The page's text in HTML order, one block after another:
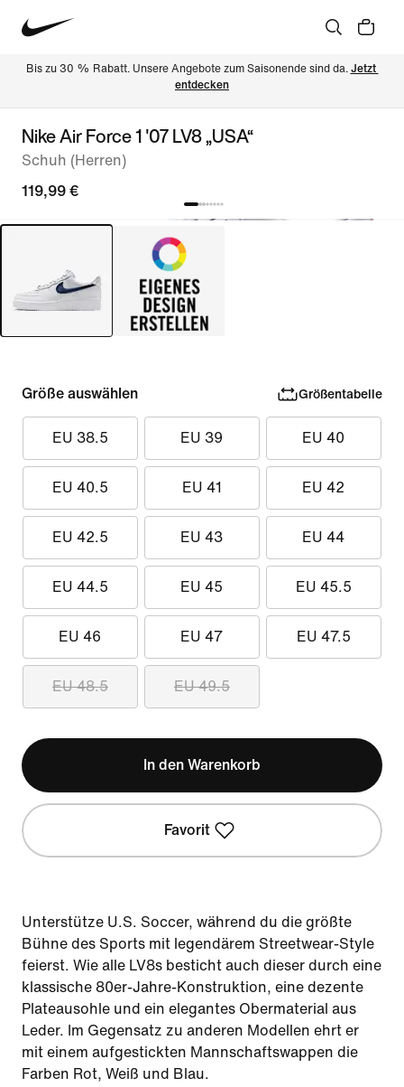
Bis zu 30 % Rabatt. Unsere Angebote zum Saisonende sind da. Jetzt
entdecken
Nike Air Force 1 '07 LV8 „USA“
Schuh (Herren)
119,99 €
Größe auswählen Größentabelle
EU 38.5 EU 39 EU 40
EU 40.5 EU 41 EU 42
EU 42.5 EU 43 EU 44
EU 44.5 EU 45 EU 45.5
EU 46 EU 47 EU 47.5
EU 48.5 EU 49.5
In den Warenkorb
Favorit
Unterstütze U.S. Soccer, während du die größte
Bühne des Sports mit legendärem Streetwear-Style
feierst. Wie alle LV8s besticht auch dieser durch eine
klassische 80er-Jahre-Konstruktion, eine dezente
Plateausohle und ein elegantes Obermaterial aus
Leder. Im Gegensatz zu anderen Modellen ehrt er
mit einem aufgestickten Mannschaftswappen die
Farben Rot, Weiß und Blau.